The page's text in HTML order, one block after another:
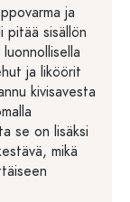
ja
pitää sisällön
ja liköörit
kivisavesta
se on lisäksi
mikä